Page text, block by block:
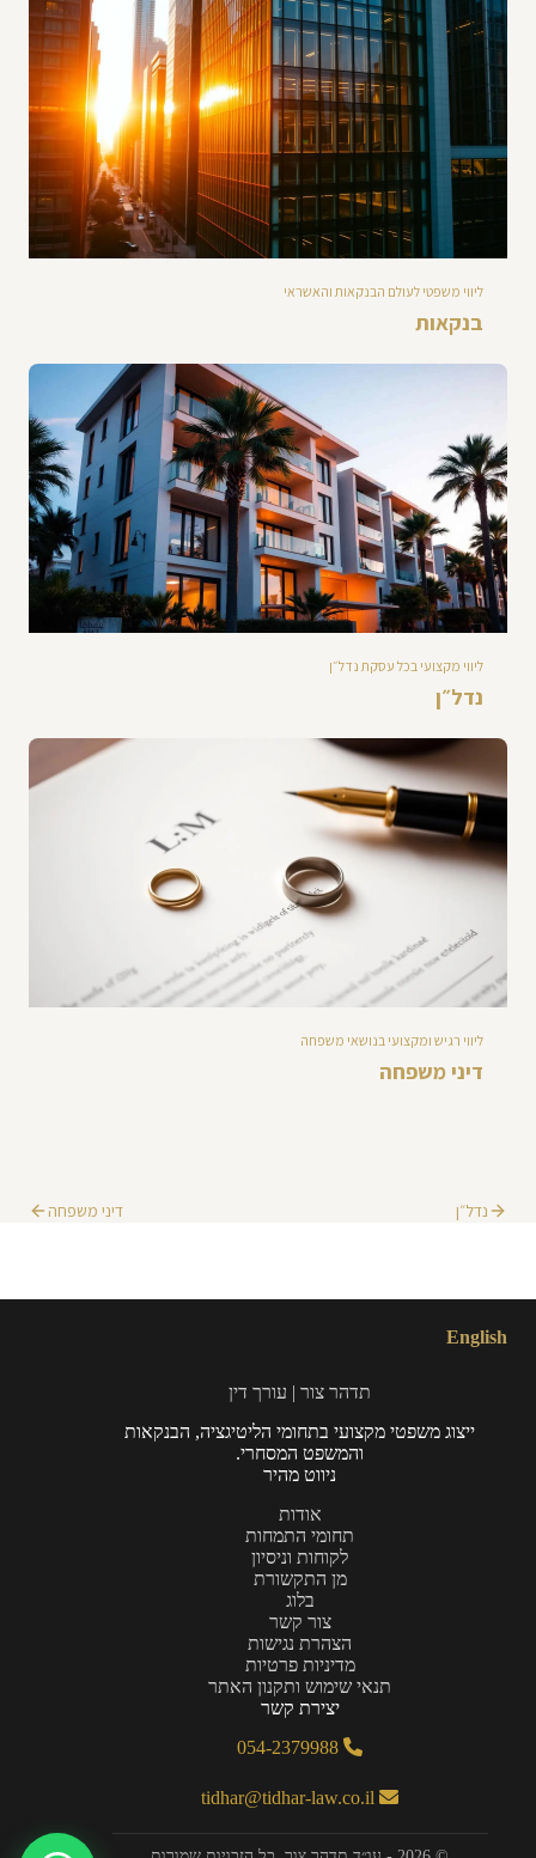
ליווי משפטי לעולם הבנקאות והאשראי
בנקאות
ליווי מקצועי בכל עסקת נדל״ן
נדל״ן
ליווי רגיש ומקצועי בנושאי משפחה
דיני משפחה
נדל״ן דיני משפחה
English
תדהר צור | עורך דין
ייצוג משפטי מקצועי בתחומי הליטיגציה, הבנקאות
והמשפט המסחרי.
ניווט מהיר
אודות
תחומי התמחות
לקוחות וניסיון
מן התקשורת
בלוג
צור קשר
הצהרת נגישות
מדיניות פרטיות
תנאי שימוש ותקנון האתר
יצירת קשר
054-2379988
tidhar@tidhar-law.co.il